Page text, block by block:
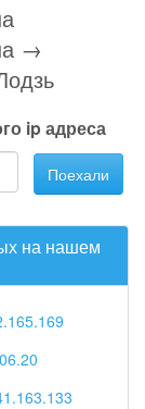
→
ip адреса
Поехали
на нашем